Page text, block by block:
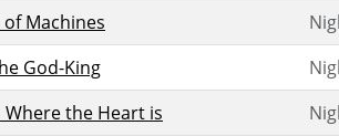
of Machines
God-King
Where the Heart is